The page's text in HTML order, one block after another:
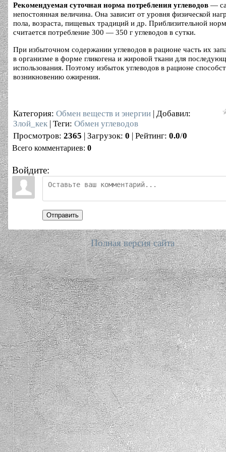
Рекомендуемая суточная норма потребления углеводов —
непостоянная величина. Она зависит от уровня физической
пола, возраста, пищевых традиций и др. Приблизительной
считается потребление 300 — 350 г углеводов в сутки.
При избыточном содержании углеводов в рационе часть их
в организме в форме гликогена и жировой ткани для
использования. Поэтому избыток углеводов в рационе
возникновению ожирения.
Категория: Обмен веществ и энергии | Добавил:
Злой_кек | Теги: Обмен углеводов
Просмотров: 2365 | Загрузок: 0 | Рейтинг: 0.0/0
Всего комментариев: 0
Войдите:
Отправить
Полная версия сайта